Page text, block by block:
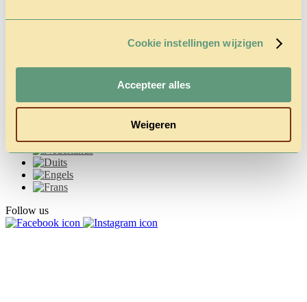
Cookie instellingen wijzigen
Accepteer alles
Weigeren
Contact
Follow us